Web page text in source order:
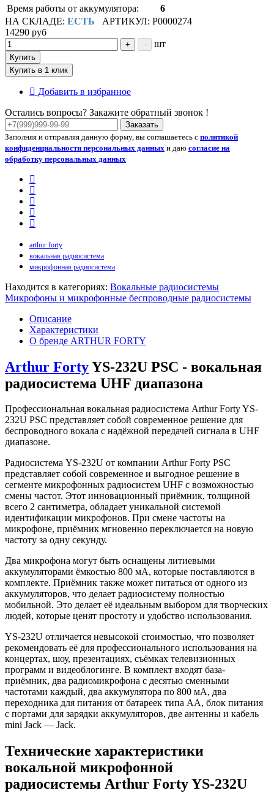
Время работы от аккумулятора:
6
НА СКЛАДЕ: ЕСТЬ АРТИКУЛ: P0000274
14290 руб
+ – шт
Купить
Купить в 1 клик
Добавить в избранное
Остались вопросы? Закажите обратный звонок !
Заказать
Заполняя и отправляя данную форму, вы соглашаетесь с политикой
конфиденциальности персональных данных и даю согласие на
обработку персональных данных
arthur forty
вокальная радиосистема
микрофонная радиосистема
Находится в категориях: Вокальные радиосистемы
Микрофоны и микрофонные беспроводные радиосистемы
Описание
Характеристики
О бренде ARTHUR FORTY
Arthur FortyYS-232U PSC - вокальная
радиосистема UHF диапазона
Профессиональная вокальная радиосистема Arthur Forty YS-
232U PSC представляет собой современное решение для
беспроводного вокала с надёжной передачей сигнала в UHF
диапазоне.
Радиосистема YS-232U от компании Arthur Forty PSC
представляет собой современное и выгодное решение в
сегменте микрофонных радиосистем UHF с возможностью
смены частот. Этот инновационный приёмник, толщиной
всего 2 сантиметра, обладает уникальной системой
идентификации микрофонов. При смене частоты на
микрофоне, приёмник мгновенно переключается на новую
частоту за одну секунду.
Два микрофона могут быть оснащены литиевыми
аккумуляторами ёмкостью 800 мА, которые поставляются в
комплекте. Приёмник также может питаться от одного из
аккумуляторов, что делает радиосистему полностью
мобильной. Это делает её идеальным выбором для творческих
людей, которые ценят простоту и удобство использования.
YS-232U отличается невысокой стоимостью, что позволяет
рекомендовать её для профессионального использования на
концертах, шоу, презентациях, съёмках телевизионных
программ и видеоблогинге. В комплект входят база-
приёмник, два радиомикрофона с десятью сменными
частотами каждый, два аккумулятора по 800 мА, два
переходника для питания от батареек типа АА, блок питания
с портами для зарядки аккумуляторов, две антенны и кабель
mini Jack — Jack.
Технические характеристики
вокальной микрофонной
радиосистемы Arthur Forty YS-232U